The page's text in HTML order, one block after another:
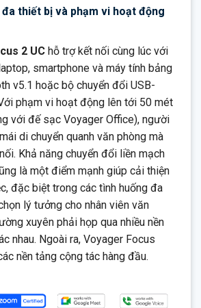
đa thiết bị và phạm vi hoạt động
2 UC hỗ trợ kết nối cùng lúc với
smartphone và máy tính bảng
v5.1 hoặc bộ chuyển đổi USB-
phạm vi hoạt động lên tới 50 mét
với đế sạc Voyager Office), người
di chuyển quanh văn phòng mà
Khả năng chuyển đổi liền mạch
là một điểm mạnh giúp cải thiện
đặc biệt trong các tình huống đa
lý tưởng cho nhân viên văn
xuyên phải họp qua nhiều nền
nhau. Ngoài ra, Voyager Focus
nền tảng cộng tác hàng đầu.